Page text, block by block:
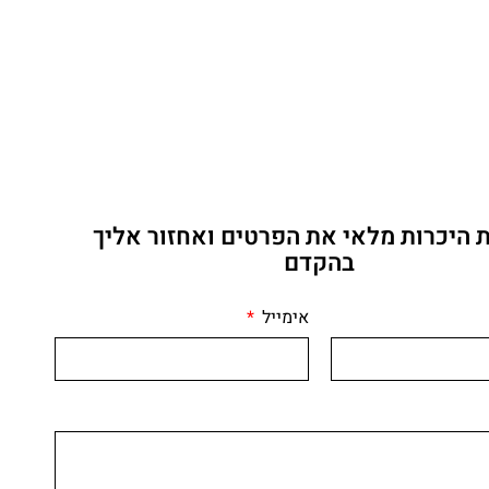
היכרות מלאי את הפרטים ואחזור אליך
בהקדם
אימייל